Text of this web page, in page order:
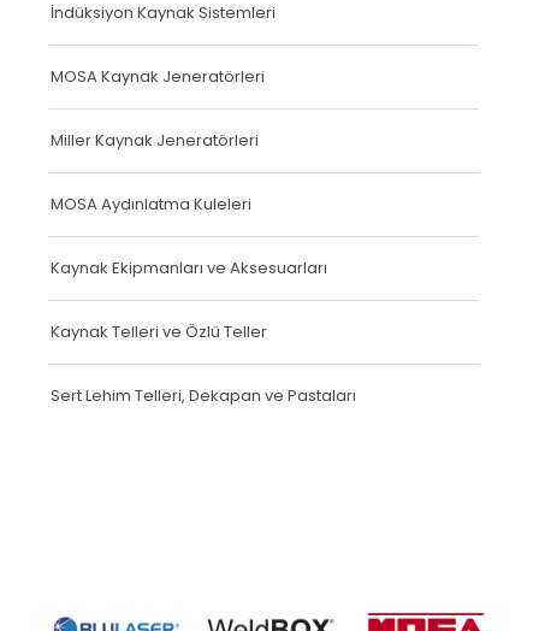
İndüksiyon Kaynak Sistemleri
MOSA Kaynak Jeneratörleri
Miller Kaynak Jeneratörleri
MOSA Aydınlatma Kuleleri
Kaynak Ekipmanları ve Aksesuarları
Kaynak Telleri ve Özlü Teller
Sert Lehim Telleri, Dekapan ve Pastaları